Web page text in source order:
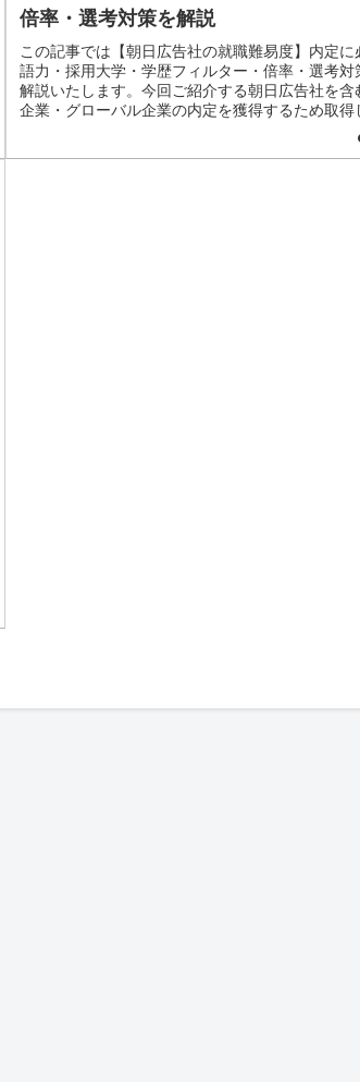
倍率・選考対策を解説
この記事では【朝日広告社の就職難易度】内定に
語力・採用大学・学歴フィルター・倍率・選考対
解説いたします。今回ご紹介する朝日広告社を含
企業・グローバル企業の内定を獲得するため取得
たいTOEICスコアをまとめています。就職活動の